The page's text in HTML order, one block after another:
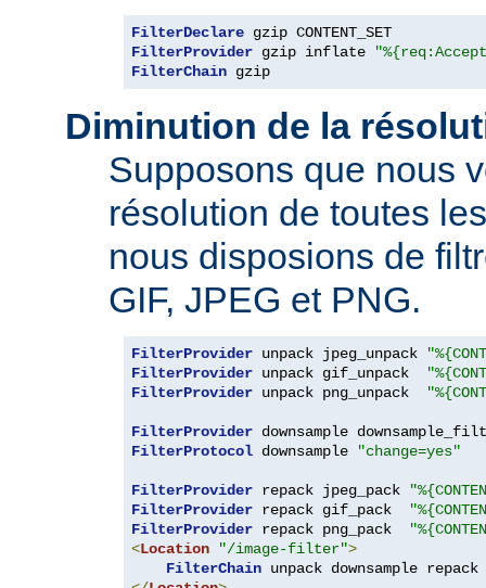
FilterDeclare
FilterProvider gzip inflate
FilterChain gzip
Diminution de la
Supposons que nous
résolution de toutes
nous disposions de
GIF, JPEG et PNG.
FilterProvider unpack jpeg_unpack
FilterProvider unpack gif_unpack
FilterProvider unpack png_unpack
FilterProvider downsample
FilterProtocol downsample "change=yes"
FilterProvider repack jpeg_pack
FilterProvider repack gif_pack
FilterProvider repack png_pack
<Location "/image-filter">
FilterChain